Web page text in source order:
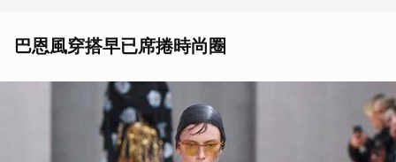
巴恩風穿搭早已席捲時尚圈